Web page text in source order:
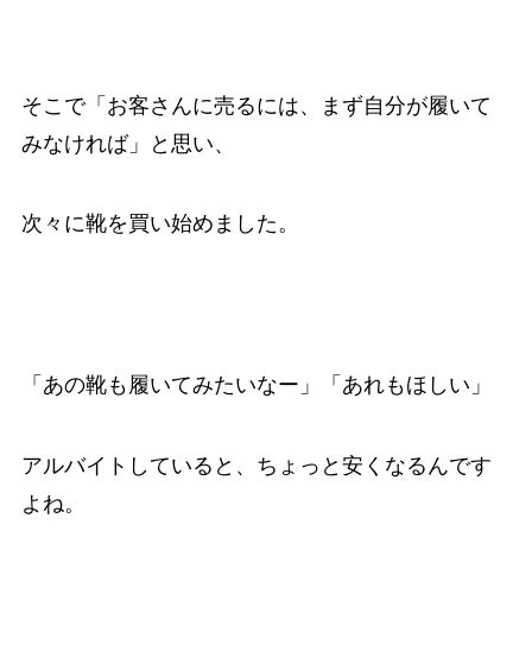
そこで「お客さんに売るには、まず自分が履いて
みなければ」と思い、
次々に靴を買い始めました。
「あの靴も履いてみたいなー」「あれもほしい」
アルバイトしていると、ちょっと安くなるんです
よね。